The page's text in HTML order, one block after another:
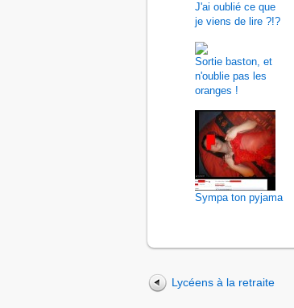
J'ai oublié ce que
je viens de lire ?!?
Sortie baston, et
n'oublie pas les
oranges !
Sympa ton pyjama
Lycéens à la retraite